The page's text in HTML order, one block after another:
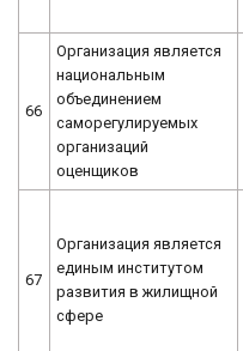
66
Организация является
национальным
объединением
саморегулируемых
организаций
оценщиков
67
Организация является
единым институтом
развития в жилищной
сфере